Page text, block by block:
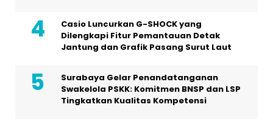
Casio Luncurkan G-SHOCK yang
Dilengkapi Fitur Pemantauan Detak
Jantung dan Grafik Pasang Surut Laut
Surabaya Gelar Penandatanganan
Swakelola PSKK: Komitmen BNSP dan LSP
Tingkatkan Kualitas Kompetensi